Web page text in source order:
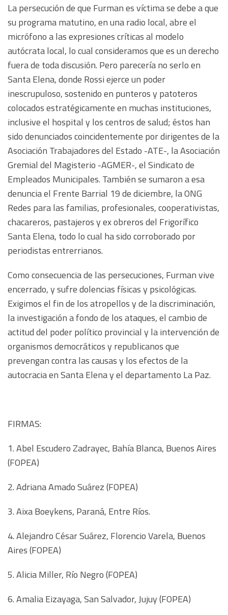
La persecución de que Furman es víctima se debe a que
su programa matutino, en una radio local, abre el
micrófono a las expresiones críticas al modelo
autócrata local, lo cual consideramos que es un derecho
fuera de toda discusión. Pero parecería no serlo en
Santa Elena, donde Rossi ejerce un poder
inescrupuloso, sostenido en punteros y patoteros
colocados estratégicamente en muchas instituciones,
inclusive el hospital y los centros de salud; éstos han
sido denunciados coincidentemente por dirigentes de la
Asociación Trabajadores del Estado -ATE-, la Asociación
Gremial del Magisterio -AGMER-, el Sindicato de
Empleados Municipales. También se sumaron a esa
denuncia el Frente Barrial 19 de diciembre, la ONG
Redes para las familias, profesionales, cooperativistas,
chacareros, pastajeros y ex obreros del Frigorífico
Santa Elena, todo lo cual ha sido corroborado por
periodistas entrerrianos.
Como consecuencia de las persecuciones, Furman vive
encerrado, y sufre dolencias físicas y psicológicas.
Exigimos el fin de los atropellos y de la discriminación,
la investigación a fondo de los ataques, el cambio de
actitud del poder político provincial y la intervención de
organismos democráticos y republicanos que
prevengan contra las causas y los efectos de la
autocracia en Santa Elena y el departamento La Paz.
FIRMAS:
1. Abel Escudero Zadrayec, Bahía Blanca, Buenos Aires
(FOPEA)
2. Adriana Amado Suárez (FOPEA)
3. Aixa Boeykens, Paraná, Entre Ríos.
4. Alejandro César Suárez, Florencio Varela, Buenos
Aires (FOPEA)
5. Alicia Miller, Río Negro (FOPEA)
6. Amalia Eizayaga, San Salvador, Jujuy (FOPEA)